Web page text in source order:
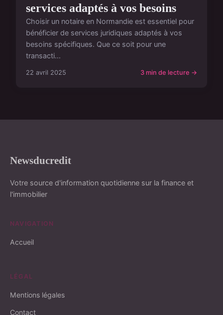
services adaptés à vos besoins
Choisir un notaire en Normandie est essentiel pour
bénéficier de services juridiques adaptés à vos
besoins spécifiques. Que ce soit pour une
transacti...
22 avril 2025 3 min de lecture →
Newsducredit
Votre source d'information quotidienne sur la finance et
l'immobilier
NAVIGATION
Accueil
LÉGAL
Mentions légales
Contact